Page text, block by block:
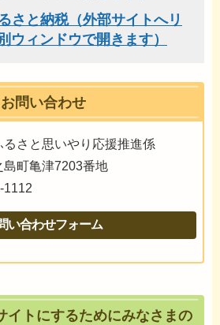
さと納税（外部サイトへリ
ウィンドウで開きます）
お問い合わせ
るさと思いやり応援推進係
島町亀津7203番地
1112
イトにするためにみなさまの